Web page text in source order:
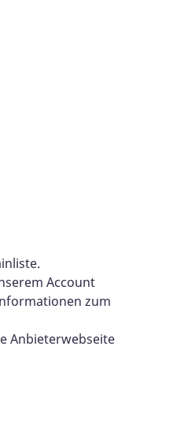
Account
zum
Anbieterwebseite